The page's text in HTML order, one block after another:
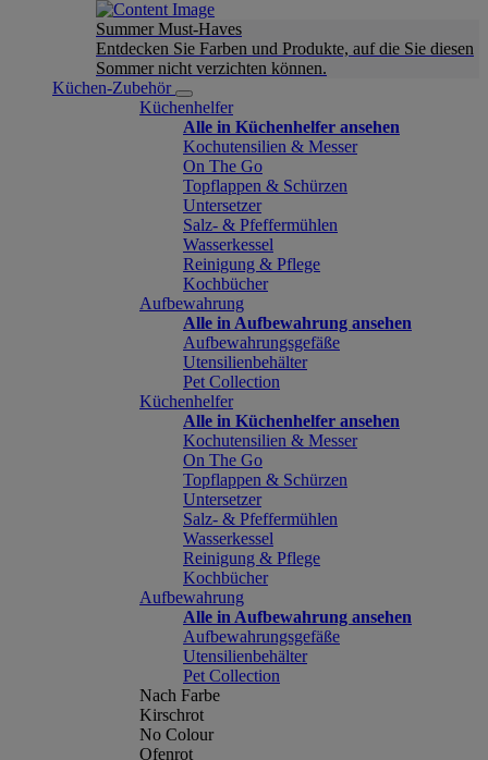
Summer Must-Haves
Entdecken Sie Farben und Produkte, auf die Sie diesen
Sommer nicht verzichten können.
Küchen-Zubehör
Küchenhelfer
Alle in Küchenhelfer ansehen
Kochutensilien & Messer
On The Go
Topflappen & Schürzen
Untersetzer
Salz- & Pfeffermühlen
Wasserkessel
Reinigung & Pflege
Kochbücher
Aufbewahrung
Alle in Aufbewahrung ansehen
Aufbewahrungsgefäße
Utensilienbehälter
Pet Collection
Küchenhelfer
Alle in Küchenhelfer ansehen
Kochutensilien & Messer
On The Go
Topflappen & Schürzen
Untersetzer
Salz- & Pfeffermühlen
Wasserkessel
Reinigung & Pflege
Kochbücher
Aufbewahrung
Alle in Aufbewahrung ansehen
Aufbewahrungsgefäße
Utensilienbehälter
Pet Collection
Nach Farbe
Kirschrot
No Colour
Ofenrot